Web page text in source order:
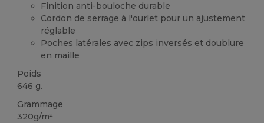
Finition anti-bouloche durable
Cordon de serrage à l'ourlet pour un ajustement
réglable
Poches latérales avec zips inversés et doublure
en maille
Poids
646 g.
Grammage
320g/m²